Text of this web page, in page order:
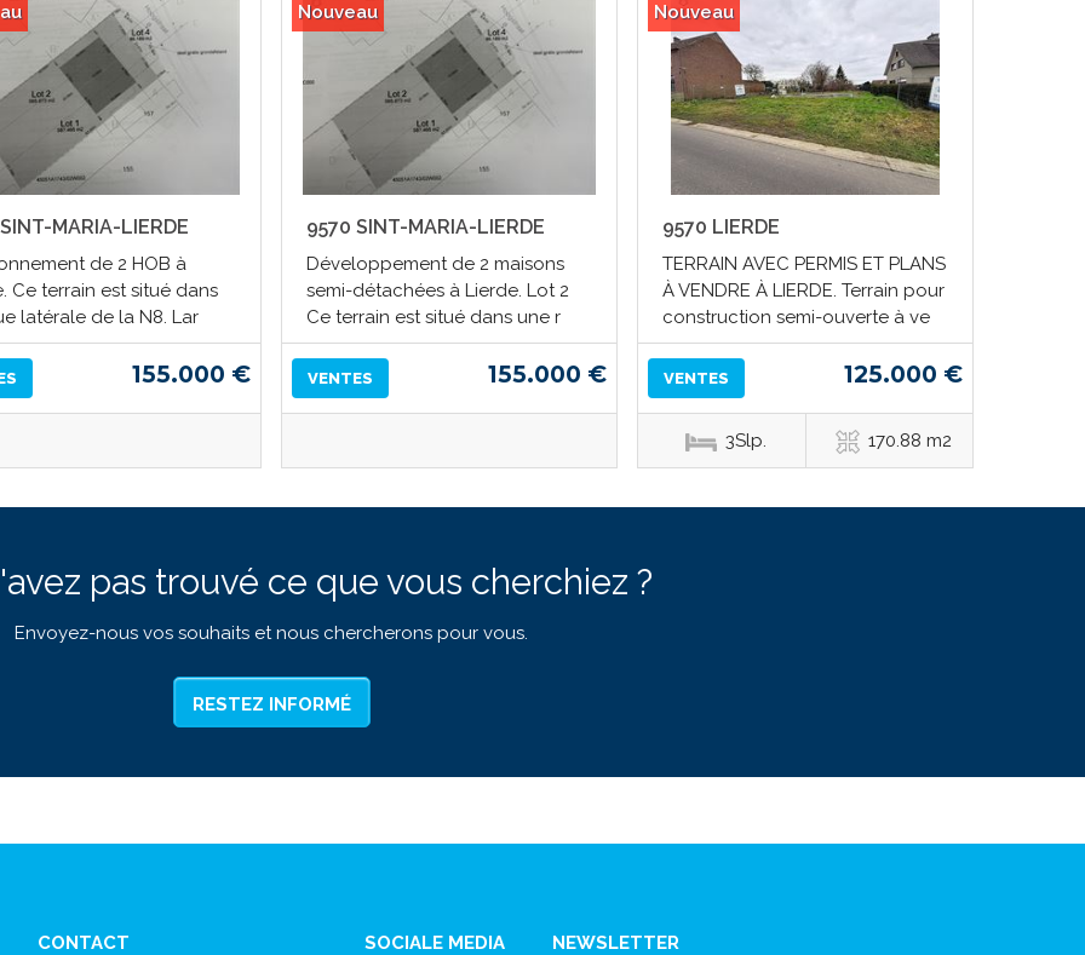
MARIA-LIERDE
de 2 HOB à
Ce terrain est situé dans
latérale de la N8. Lar
155.000 €
Nouveau
9570 SINT-MARIA-LIERDE
Développement de 2 maisons
semi-détachées à Lierde. Lot 2
Ce terrain est situé dans une r
VENTES 155.000 €
Nouveau
9570 LIERDE
TERRAIN AVEC PERMIS ET PLANS
À VENDRE À LIERDE. Terrain pour
construction semi-ouverte à ve
VENTES 125.000 €
3Slp. 170.88 m2
pas trouvé ce que vous cherchiez ?
Envoyez-nous vos souhaits et nous chercherons pour vous.
RESTEZ INFORMÉ
CONTACT SOCIALE MEDIA NEWSLETTER